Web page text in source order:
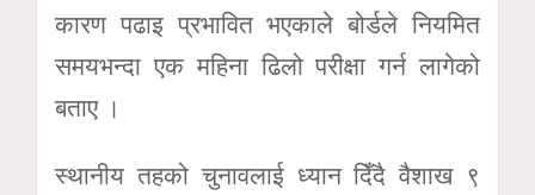
कारण पढाइ प्रभावित भएकाले बोर्डले नियमित
समयभन्दा एक महिना ढिलो परीक्षा गर्न लागेको
बताए ।
स्थानीय तहको चुनावलाई ध्यान दिँदै वैशाख ९